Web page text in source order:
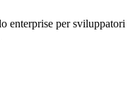
enterprise per sviluppatori